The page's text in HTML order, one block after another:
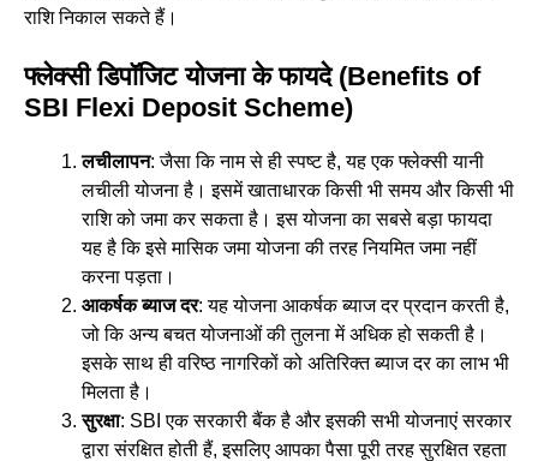
राशि निकाल सकते हैं।
फ्लेक्सी डिपॉजिट योजना के फायदे (Benefits of
SBI Flexi Deposit Scheme)
लचीलापन: जैसा कि नाम से ही स्पष्ट है, यह एक फ्लेक्सी यानी
लचीली योजना है। इसमें खाताधारक किसी भी समय और किसी भी
राशि को जमा कर सकता है। इस योजना का सबसे बड़ा फायदा
यह है कि इसे मासिक जमा योजना की तरह नियमित जमा नहीं
करना पड़ता।
आकर्षक ब्याज दर: यह योजना आकर्षक ब्याज दर प्रदान करती है,
जो कि अन्य बचत योजनाओं की तुलना में अधिक हो सकती है।
इसके साथ ही वरिष्ठ नागरिकों को अतिरिक्त ब्याज दर का लाभ भी
मिलता है।
सुरक्षा: SBI एक सरकारी बैंक है और इसकी सभी योजनाएं सरकार
द्वारा संरक्षित होती हैं, इसलिए आपका पैसा पूरी तरह सुरक्षित रहता